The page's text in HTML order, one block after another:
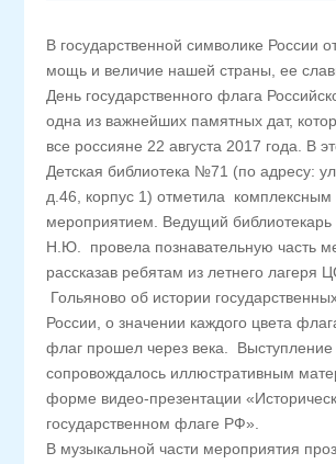
В государственной символике России
мощь и величие нашей страны, ее
День государственного флага
одна из важнейших памятных дат,
все россияне 22 августа 2017 года. В
Детская библиотека №71 (по адресу:
д.46, корпус 1) отметила комплексным
мероприятием. Ведущий библиотекарь
Н.Ю. провела познавательную часть
рассказав ребятам из летнего лагеря
Гольяново об истории
России, о значении каждого цвета
флаг прошел через века. Выступление
сопровождалось иллюстративным
форме видео-презентации
государственном флаге РФ».
В музыкальной части мероприятия